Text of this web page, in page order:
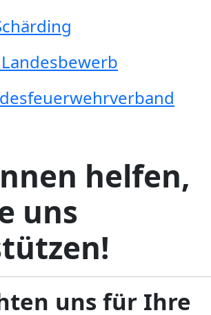
helfen,
uns
uns für Ihre